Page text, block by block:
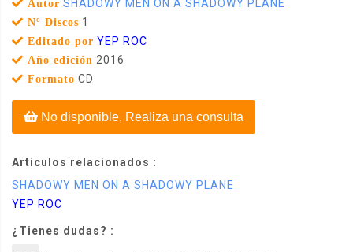
Autor SHADOWY MEN ON A SHADOWY PLANE
Nº Discos 1
Editado por YEP ROC
Año edición 2016
Formato CD
No disponible, Realiza una consulta
Articulos relacionados :
SHADOWY MEN ON A SHADOWY PLANE
YEP ROC
¿Tienes dudas? :